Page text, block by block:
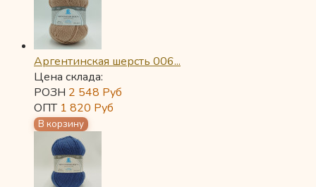
Аргентинская шерсть 006...
Цена склада:
РОЗН 2 548 Руб
ОПТ 1 820 Руб